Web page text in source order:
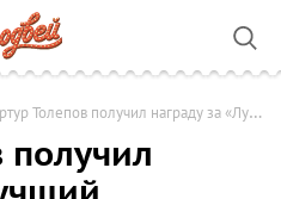
Толепов получил награду за «Лучший видеоклип»
получил